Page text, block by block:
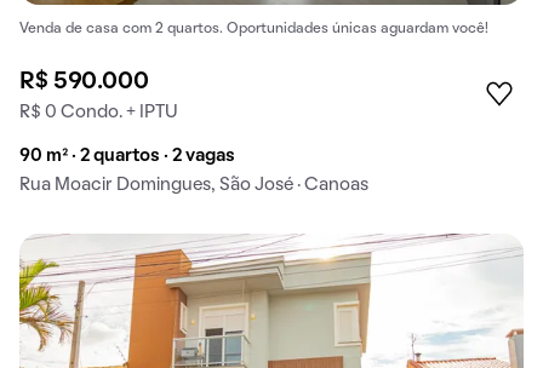
Venda de casa com 2 quartos. Oportunidades únicas aguardam você!
R$ 590.000
R$ 0 Condo. + IPTU
90 m² · 2 quartos · 2 vagas
Rua Moacir Domingues, São José · Canoas